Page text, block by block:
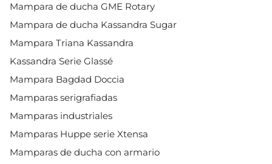
Mampara de ducha GME Rotary
Mampara de ducha Kassandra Sugar
Mampara Triana Kassandra
Kassandra Serie Glassé
Mampara Bagdad Doccia
Mamparas serigrafiadas
Mamparas industriales
Mamparas Huppe serie Xtensa
Mamparas de ducha con armario